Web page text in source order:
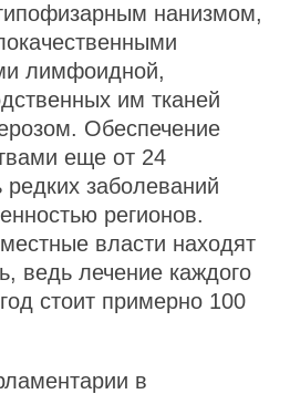
нанизмом,
лимфоидной,
им тканей
Обеспечение
еще от 24
заболеваний
регионов.
власти находят
ведь лечение каждого
стоит примерно 100
в